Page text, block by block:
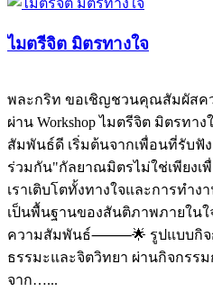
ไมตรีจิต มิตรทางใจ
พละกริท ขอเชิญชวนคุณสัมผัสค
ผ่าน Workshop ไมตรีจิต มิตร
สัมพันธ์ดี เริ่มต้นจากเพื่อนที่รับฟัง
ร่วมกัน"กัลยาณมิตรไม่ใช่เพียงเ
เราเติบโตทั้งทางใจและการทำ
เป็นพื้นฐานของสันติภาพภายใน
ความสัมพันธ์⸻🌟 รูปแบบกิจก
ธรรมะและจิตวิทยา ผ่านกิจกรรม
จาก…...